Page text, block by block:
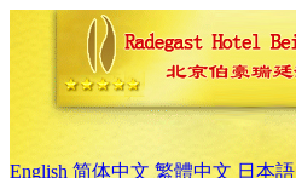
English 简体中文 繁體中文 日本語